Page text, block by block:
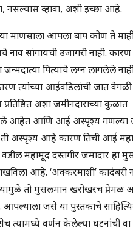
नसल्यास व्हावा, अशी इच्छा आहे.
माणसाला आपला बाप कोण ते
नाव सांगायची उजागरी नाही. कारण
पित्याचे लग्न लागलेले
त्यांच्या आईवडिलांची जात
अशा जमीनदाराच्या कुळात
आहेत आणि आई अस्पृश्य गणल्या
अस्पृश्य आहे कारण तिची आई
महामूद दस्तगीर जमादार हा
आहे. ‘अक्करमाशी’ कादंबरी
तो मुसलमान खरोखरच प्रेमळ
जसे या पुस्तकाचे
त्यामध्ये वर्णन केलेल्या घटनांची वा